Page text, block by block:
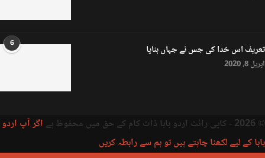
6 تعریف اس خدا کی جس نے جہاں بنایا
اپریل 8, 2020
© 2026 - کاپی رائٹ اردو بابا ڈاٹ کام کے حق میں محفوظ ہے
اگر آپ اردو
بابا کے لیے لکھنا چاہتے ہیں تو ہم سے رابطہ کریں